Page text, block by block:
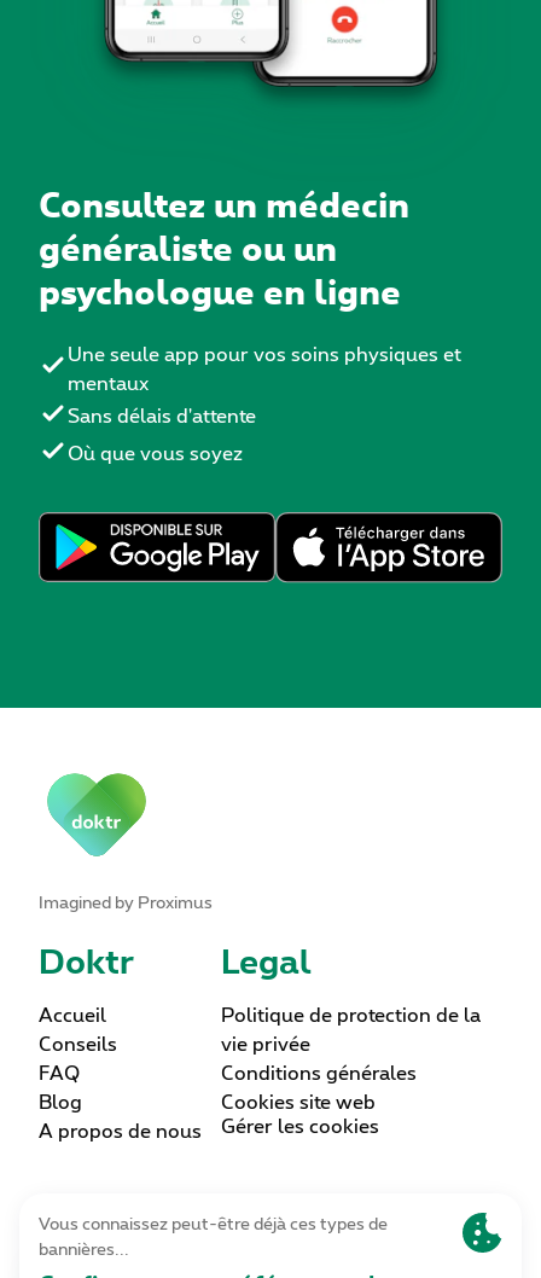
Consultez un médecin
généraliste ou un
psychologue en ligne
Une seule app pour vos soins physiques et
mentaux
Sans délais d'attente
Où que vous soyez
Imagined by Proximus
Doktr
Accueil
Conseils
FAQ
Blog
A propos de nous
Legal
Politique de protection de la
vie privée
Conditions générales
Cookies site web
Gérer les cookies
Lettre d’information